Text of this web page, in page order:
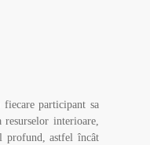
fiecare participant sa
resurselor interioare,
profund, astfel încât